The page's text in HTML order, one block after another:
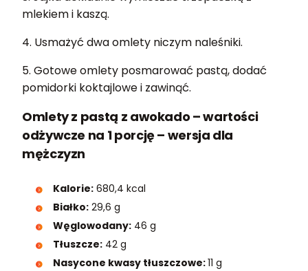
mlekiem i kaszą.
4. Usmażyć dwa omlety niczym naleśniki.
5. Gotowe omlety posmarować pastą, dodać
pomidorki koktajlowe i zawinąć.
Omlety z pastą z awokado – wartości
odżywcze na 1 porcję – wersja dla
mężczyzn
Kalorie: 680,4 kcal
Białko: 29,6 g
Węglowodany: 46 g
Tłuszcze: 42 g
Nasycone kwasy tłuszczowe:11 g